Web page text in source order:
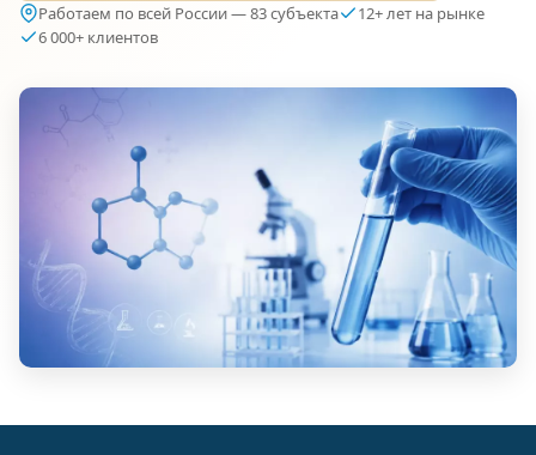
Работаем по всей России — 83 субъекта
12+ лет на рынке
6 000+ клиентов